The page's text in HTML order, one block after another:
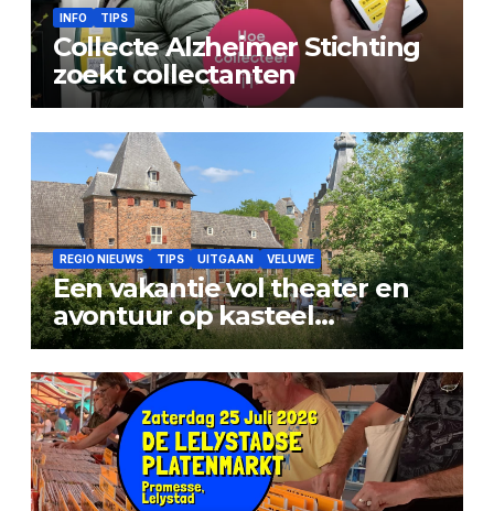
INFO TIPS
Collecte Alzheimer Stichting
zoekt collectanten
REGIO NIEUWS TIPS UITGAAN VELUWE
Een vakantie vol theater en
avontuur op kasteel
Doorwerth